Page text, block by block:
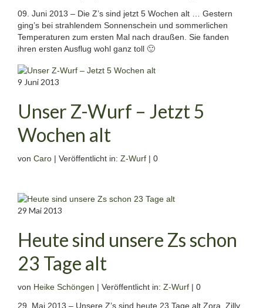
09. Juni 2013 – Die Z’s sind jetzt 5 Wochen alt … Gestern
ging’s bei strahlendem Sonnenschein und sommerlichen
Temperaturen zum ersten Mal nach draußen. Sie fanden
ihren ersten Ausflug wohl ganz toll 🙂
9 Juni 2013
Unser Z-Wurf – Jetzt 5
Wochen alt
von Caro | Veröffentlicht in: Z-Wurf | 0
29 Mai 2013
Heute sind unsere Zs schon
23 Tage alt
von Heike Schöngen | Veröffentlicht in: Z-Wurf | 0
29. Mai 2013 – Unsere Z’s sind heute 23 Tage alt Zora, Zilly